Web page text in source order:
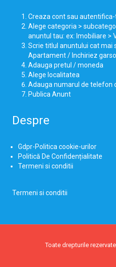
Creaza cont sau autentifica-
Alege categoria >
anuntul tau: ex: Imobiliare >
Scrie titlul anuntului cat mai
Apartament / Inchiriez
Adauga pretul / moneda
Alege localitatea
Adauga numarul de telefon
Publica Anunt
Despre
Gdpr-Politica cookie-urilor
Politică De Confidențialitate
Termeni si conditii
Termeni si conditii
Toate drepturile